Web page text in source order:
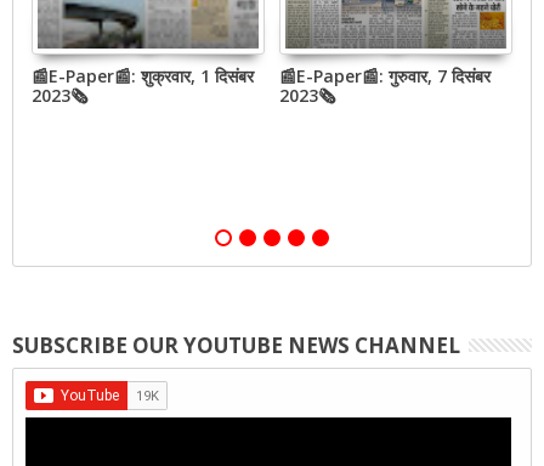
📰E-Paper📰: शुक्रवार, 1 दिसंबर
2023🗞
📰E-Paper📰: गुरुवार, 7 दिसंबर
2023🗞
SUBSCRIBE OUR YOUTUBE NEWS CHANNEL